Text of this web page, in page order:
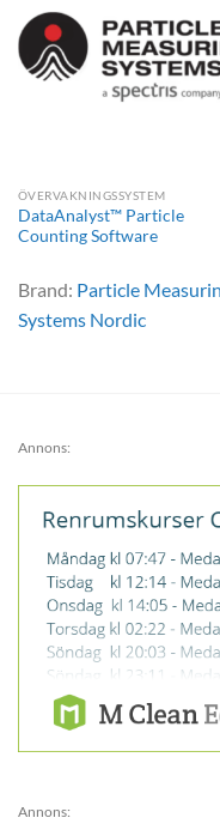
ÖVERVAKNINGSSYSTEM
DataAnalyst™ Particle
Counting Software
Brand: Particle
Systems Nordic
Annons:
Annons: